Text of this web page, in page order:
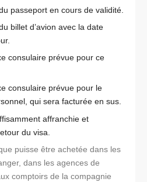
passeport en cours de validité.
billet d’avion avec la date
consulaire prévue pour ce
consulaire prévue pour le
qui sera facturée en sus.
affranchie et
du visa.
puisse être achetée dans les
dans les agences de
comptoirs de la compagnie